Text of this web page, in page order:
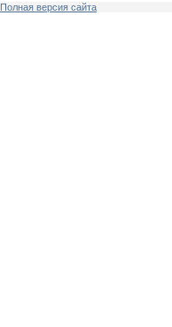
Полная версия сайта